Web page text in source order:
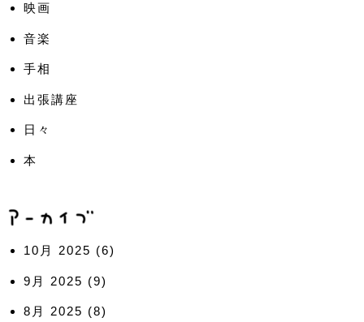
映画
音楽
手相
出張講座
日々
本
10月 2025 (6)
9月 2025 (9)
8月 2025 (8)